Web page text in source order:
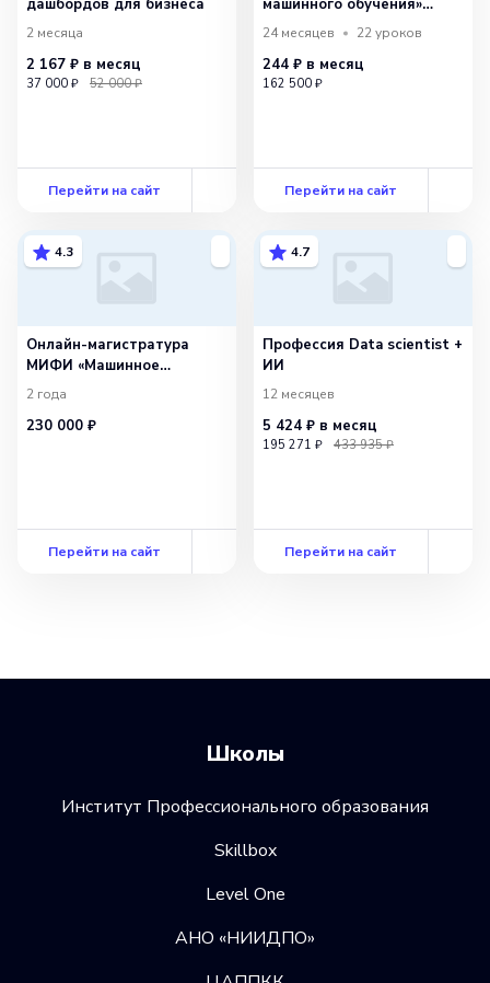
Наконец, после обучения модель нужно
протестировать на тестовых данных,
предсказывать значения целевой
кросс-валидацию, чтобы получить более
Построение модели машинного
обучения — это сложный и многогранный
процесс, требующий глубоких знаний
опытом и практикой, этот навык может
быть освоен и использован для решения
2 месяца
2 167 ₽ в месяц
37 000 ₽ 52 000 ₽
Перейти на сайт
с УрФУ
24 месяцев 22уроков
244 ₽ в месяц
162 500 ₽
Перейти на сайт
4.3
Онлайн-магистратура
МИФИ «Машинное
обучение»
2 года
230 000 ₽
Перейти на сайт
4.7
Профессия Data scientist +
ИИ
12 месяцев
5 424 ₽ в месяц
195 271 ₽ 433 935 ₽
Перейти на сайт
Школы
Институт Профессионального образования
Skillbox
Level One
АНО «НИИДПО»